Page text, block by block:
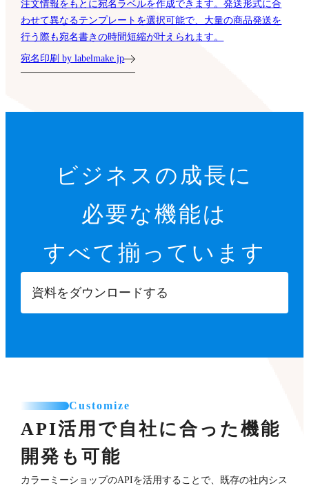
注文情報をもとに宛名ラベルを作成できます。発送形式に合
わせて異なるテンプレートを選択可能で、大量の商品発送を
行う際も宛名書きの時間短縮が叶えられます。
宛名印刷 by labelmake.jp
ビジネスの成長に
必要な機能は
すべて揃っています
資料をダウンロードする
Customize
API活用で自社に合った機能
開発も可能
カラーミーショップのAPIを活用することで、既存の社内シス